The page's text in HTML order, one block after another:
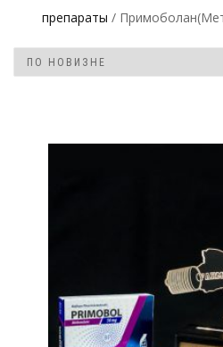
препараты /